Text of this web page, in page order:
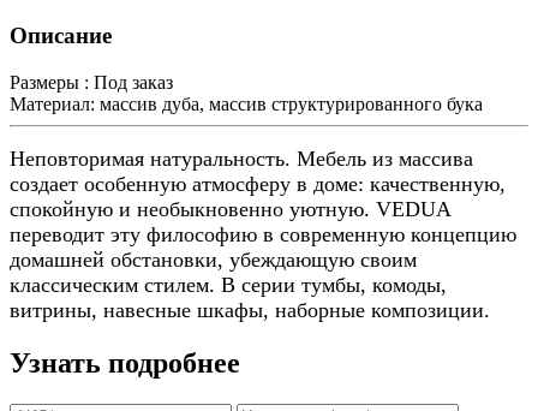
Описание
Размеры : Под заказ
Материал: массив дуба, массив структурированного бука
Неповторимая натуральность. Мебель из массива
создает особенную атмосферу в доме: качественную,
спокойную и необыкновенно уютную. VEDUA
переводит эту философию в современную концепцию
домашней обстановки, убеждающую своим
классическим стилем. В серии тумбы, комоды,
витрины, навесные шкафы, наборные композиции.
Узнать подробнее